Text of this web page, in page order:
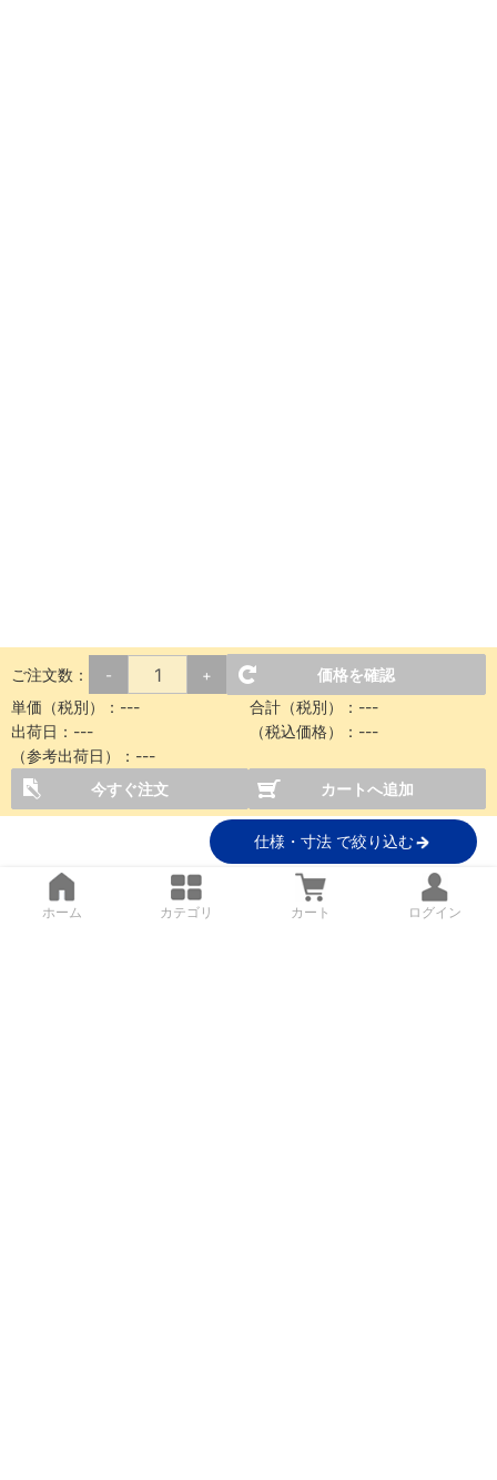
ご注文数： - +
価格を確認
単価（税別）： --- 合計（税別）： ---
出荷日： --- （税込価格）： ---
（参考出荷日）： ---
今すぐ注文
カートへ追加
仕様・寸法 で絞り込む
ホーム カテゴリ カート ログイン